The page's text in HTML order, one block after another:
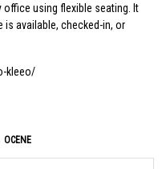
using flexible seating. It
available, checked-in, or
kleeo/
OCENE